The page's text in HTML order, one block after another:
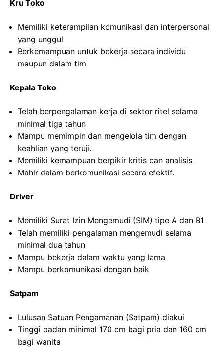
Kru Toko
Memiliki keterampilan komunikasi dan interpersonal
yang unggul
Berkemampuan untuk bekerja secara individu
maupun dalam tim
Kepala Toko
Telah berpengalaman kerja di sektor ritel selama
minimal tiga tahun
Mampu memimpin dan mengelola tim dengan
keahlian yang teruji.
Memiliki kemampuan berpikir kritis dan analisis
Mahir dalam berkomunikasi secara efektif.
Driver
Memiliki Surat Izin Mengemudi (SIM) tipe A dan B1
Telah memiliki pengalaman mengemudi selama
minimal dua tahun
Mampu bekerja dalam waktu yang lama
Mampu berkomunikasi dengan baik
Satpam
Lulusan Satuan Pengamanan (Satpam) diakui
Tinggi badan minimal 170 cm bagi pria dan 160 cm
bagi wanita